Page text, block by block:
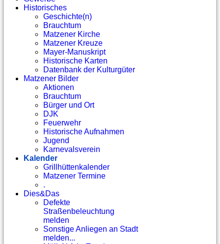
Historisches
Geschichte(n)
Brauchtum
Matzener Kirche
Matzener Kreuze
Mayer-Manuskript
Historische Karten
Datenbank der Kulturgüter
Matzener Bilder
Aktionen
Brauchtum
Bürger und Ort
DJK
Feuerwehr
Historische Aufnahmen
Jugend
Karnevalsverein
Kalender
Grillhüttenkalender
Matzener Termine
.
Dies&Das
Defekte
Straßenbeleuchtung
melden
Sonstige Anliegen an Stadt
melden...